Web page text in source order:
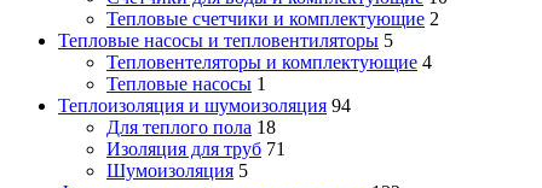
Тепловые счетчики и комплектующие 2
Тепловые насосы и тепловентиляторы 5
Тепловентеляторы и комплектующие 4
Тепловые насосы 1
Теплоизоляция и шумоизоляция 94
Для теплого пола 18
Изоляция для труб 71
Шумоизоляция 5